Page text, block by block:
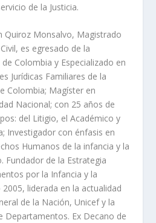
de la Justicia.
Quiroz Monsalvo, Magistrado
es egresado de la
Colombia y Especializado en
Jurídicas Familiares de la
Colombia; Magíster en
Nacional; con 25 años de
del Litigio, el Académico y
Investigador con énfasis en
Humanos de la infancia y la
Fundador de la Estrategia
por la Infancia y la
liderada en la actualidad
de la Nación, Unicef y la
Departamentos. Ex Decano de